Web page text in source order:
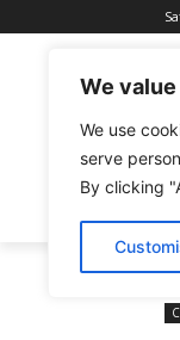
We
We use
serve
By clicking